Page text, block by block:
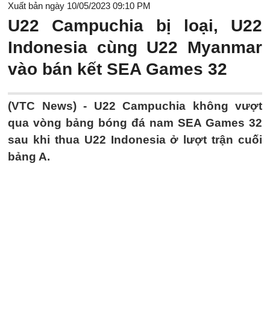
Xuất bản ngày 10/05/2023 09:10 PM
U22 Campuchia bị loại, U22
Indonesia cùng U22 Myanmar
vào bán kết SEA Games 32
(VTC News) - U22 Campuchia không vượt
qua vòng bảng bóng đá nam SEA Games 32
sau khi thua U22 Indonesia ở lượt trận cuối
bảng A.